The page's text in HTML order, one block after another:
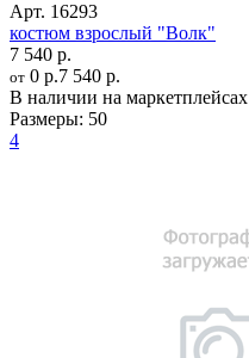
Арт. 16293
костюм взрослый "Волк"
7 540 р.
от 0 р.7 540 р.
В наличии на маркетплейсах
Размеры: 50
4